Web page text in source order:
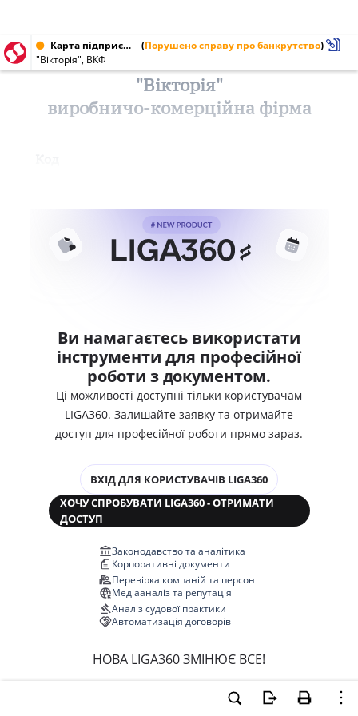
Карта підприємства від 22.09.1999 (Порушено справу про банкрутство)
"Вікторія", ВКФ
"Вікторія"
виробничо-комерційна фірма
Ви намагаєтесь використати
інструменти для професійної
роботи з документом.
Ці можливості доступні тільки користувачам
LIGA360. Залишайте заявку та отримайте
доступ для професійної роботи прямо зараз.
ВХІД ДЛЯ КОРИСТУВАЧІВ LIGA360
ХОЧУ СПРОБУВАТИ LIGA360 - ОТРИМАТИ
ДОСТУП
Законодавство та аналітика
Корпоративні документи
Перевірка компаній та персон
Медіааналіз та репутація
Аналіз судової практики
Автоматизація договорів
НОВА LIGA360 ЗМІНЮЄ ВСЕ!